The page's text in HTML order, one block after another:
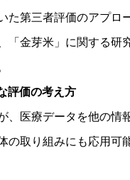
た第三者評価のアプロ
「金芽米」に関する研
評価の考え方
医療データを他の情
の取り組みにも応用可